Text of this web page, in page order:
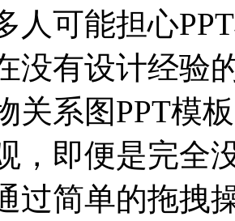
人可能担心
没有设计经验
关系图PPT模
，即便是完全
过简单的拖拽